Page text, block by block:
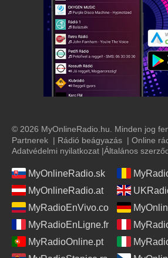
© 2026 MyOnlineRadio.hu. Minden jog
Partnerek | Rádió beágyazás | Online
Adatvédelmi nyilatkozat |Általános
MyOnlineRadio.sk
MyOnlineRadio.at
MyRadioEnVivo.co
MyRadioEnLigne.fr
MyRadioOnline.pt